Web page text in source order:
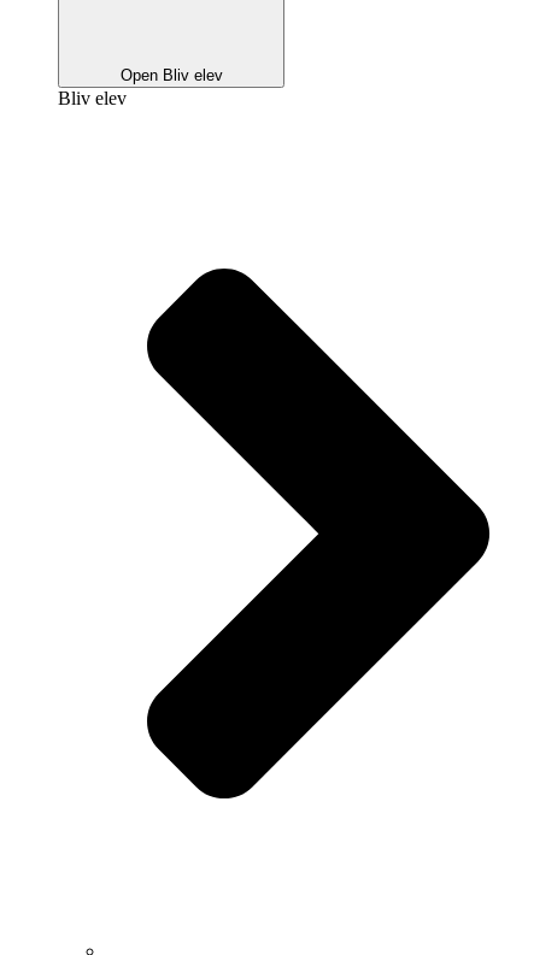
Open Bliv elev
Bliv elev